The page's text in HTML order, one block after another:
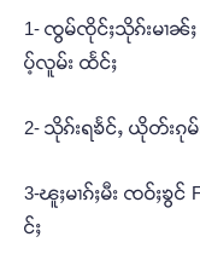
1- ၸွမ်ၸိုင်ႈသိုၵ်းမၢၼ်
ပ့်လူမ်း ထႅင်ႈ
2- သိုၵ်းရၶႅင်ႇ ယိုတ်းၵု
3-ၽူႈမၢၵ်ႈမီး ၸဝ်ႈၶွ
င်ႈ